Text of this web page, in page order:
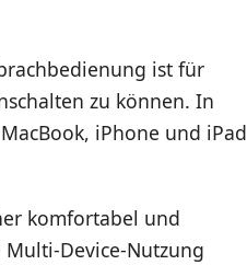
ist für
zu können. In
iPhone und iPad
komfortabel und
Device-Nutzung